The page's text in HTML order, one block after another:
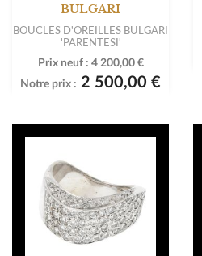
BULGARI
BOUCLES D'OREILLES BULGARI
'PARENTESI'
Prix neuf : 4 200,00 €
Notre prix : 2 500,00 €